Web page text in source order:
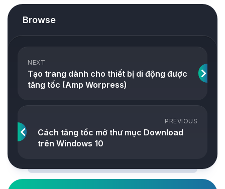
Browse
NEXT
Tạo trang dành cho thiết bị di động được
tăng tốc (Amp Worpress)
PREVIOUS
Cách tăng tốc mở thư mục Download
trên Windows 10